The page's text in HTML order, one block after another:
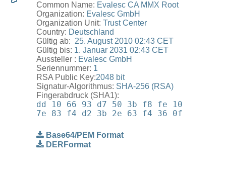
Common Name: Evalesc CA MMX Root
Organization: Evalesc GmbH
Organization Unit:Trust Center
Country: Deutschland
Gültig ab: ‎ ‎25. ‎August ‎2010 02:43 CET
Gültig bis: 1. ‎Januar ‎2031 02:43 CET
Aussteller : Evalesc GmbH
Seriennummer: 1
RSA Public Key:2048 bit
Signatur-Algorithmus: SHA-256 (RSA)
Fingerabdruck (SHA1):
dd 10 66 93 d7 50 3b f8 fe 10
7e 83 f4 d2 3b 2e 63 f4 36 0f
Base64/PEM Format
DERFormat